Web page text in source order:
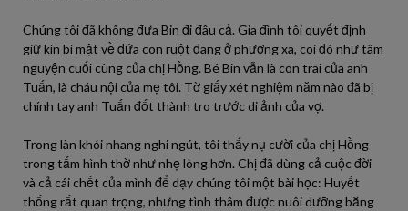
Chúng tôi đã không đưa Bin đi đâu cả. Gia đình tôi quyết định
giữ kín bí mật về đứa con ruột đang ở phương xa, coi đó như tâm
nguyện cuối cùng của chị Hồng. Bé Bin vẫn là con trai của anh
Tuấn, là cháu nội của mẹ tôi. Tờ giấy xét nghiệm năm nào đã bị
chính tay anh Tuấn đốt thành tro trước di ảnh của vợ.
Trong làn khói nhang nghi ngút, tôi thấy nụ cười của chị Hồng
trong tấm hình thờ như nhẹ lòng hơn. Chị đã dùng cả cuộc đời
và cả cái chết của mình để dạy chúng tôi một bài học: Huyết
thống rất quan trọng, nhưng tình thâm được nuôi dưỡng bằng